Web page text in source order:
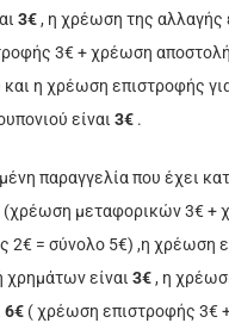
3€, η χρέωση της αλλαγής
3€ + χρέωση
και η χρέωση επιστροφής
είναι 3€ .
παραγγελία που έχει
(χρέωση μεταφορικών 3€ +
2€ = σύνολο 5€) ,η χρέωση
χρημάτων είναι 3€, η
6€ ( χρέωση επιστροφής 3€